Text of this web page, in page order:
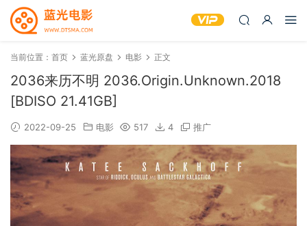
当前位置： 首页 蓝光原盘 电影 正文
2036来历不明 2036.Origin.Unknown.2018
[BDISO 21.41GB]
2022-09-25 电影 517 4 推广